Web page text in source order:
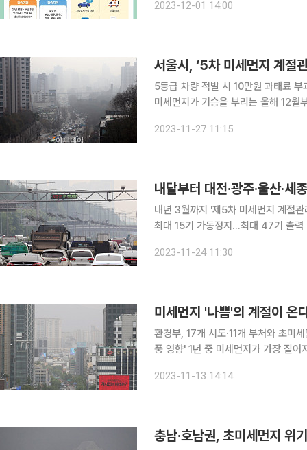
6시부터 오후 9시까지로 주말과 공휴
2023-12-01 14:00
5등급 차량 적발 시 10만원 과태료 부과초
미세먼지가 기승을 부리는 올해 12월
2023-11-27 11:15
내달부터 대전·광주·울산·
내년 3월까지 '제5차 미세먼지 계절
최대 15기 가동정지…최대 47기 출력 80%로 제한 운전 12월 1
시 과태료가 부과된다. 최대 15개의
2023-11-24 11:30
미세먼지 '나쁨'의 계절이 온
환경부, 17개 시도·11개 부처와 초미
풍 영향' 1년 중 미세먼지가 가장 짙어지는 계절이 왔다. 한반도는 매년 겨울철이 되면 미세먼지가
난 대응 체계를 점검, 올해 초미세먼
2023-11-13 14:14
충남‧호남권, 초미세먼지 위